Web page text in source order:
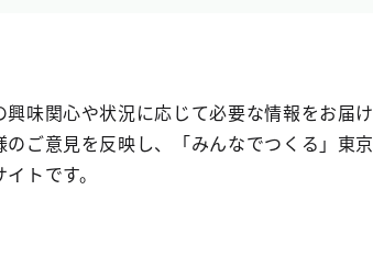
味関心や状況に応じて必要な情報をお届け
のご意見を反映し、「みんなでつくる」東京
トです。